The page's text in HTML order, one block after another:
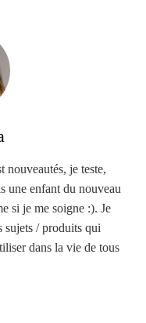
nouveautés, je teste,
une enfant du nouveau
si je me soigne :). Je
sujets / produits qui
dans la vie de tous